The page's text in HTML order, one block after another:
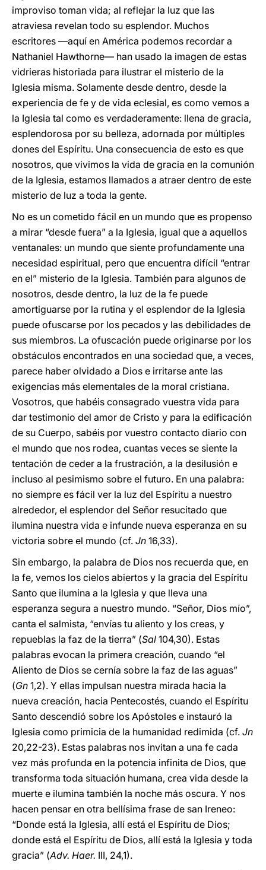
improviso toman vida; al reflejar la luz que las
atraviesa revelan todo su esplendor. Muchos
escritores —aquí en América podemos recordar a
Nathaniel Hawthorne— han usado la imagen de estas
vidrieras historiada para ilustrar el misterio de la
Iglesia misma. Solamente desde dentro, desde la
experiencia de fe y de vida eclesial, es como vemos a
la Iglesia tal como es verdaderamente: llena de gracia,
esplendorosa por su belleza, adornada por múltiples
dones del Espíritu. Una consecuencia de esto es que
nosotros, que vivimos la vida de gracia en la comunión
de la Iglesia, estamos llamados a atraer dentro de este
misterio de luz a toda la gente.
No es un cometido fácil en un mundo que es propenso
a mirar “desde fuera” a la Iglesia, igual que a aquellos
ventanales: un mundo que siente profundamente una
necesidad espiritual, pero que encuentra difícil “entrar
en el” misterio de la Iglesia. También para algunos de
nosotros, desde dentro, la luz de la fe puede
amortiguarse por la rutina y el esplendor de la Iglesia
puede ofuscarse por los pecados y las debilidades de
sus miembros. La ofuscación puede originarse por los
obstáculos encontrados en una sociedad que, a veces,
parece haber olvidado a Dios e irritarse ante las
exigencias más elementales de la moral cristiana.
Vosotros, que habéis consagrado vuestra vida para
dar testimonio del amor de Cristo y para la edificación
de su Cuerpo, sabéis por vuestro contacto diario con
el mundo que nos rodea, cuantas veces se siente la
tentación de ceder a la frustración, a la desilusión e
incluso al pesimismo sobre el futuro. En una palabra:
no siempre es fácil ver la luz del Espíritu a nuestro
alrededor, el esplendor del Señor resucitado que
ilumina nuestra vida e infunde nueva esperanza en su
victoria sobre el mundo (cf. Jn 16,33).
Sin embargo, la palabra de Dios nos recuerda que, en
la fe, vemos los cielos abiertos y la gracia del Espíritu
Santo que ilumina a la Iglesia y que lleva una
esperanza segura a nuestro mundo. “Señor, Dios mío”,
canta el salmista, “envías tu aliento y los creas, y
repueblas la faz de la tierra” (Sal 104,30). Estas
palabras evocan la primera creación, cuando “el
Aliento de Dios se cernía sobre la faz de las aguas”
(Gn 1,2). Y ellas impulsan nuestra mirada hacia la
nueva creación, hacia Pentecostés, cuando el Espíritu
Santo descendió sobre los Apóstoles e instauró la
Iglesia como primicia de la humanidad redimida (cf. Jn
20,22-23). Estas palabras nos invitan a una fe cada
vez más profunda en la potencia infinita de Dios, que
transforma toda situación humana, crea vida desde la
muerte e ilumina también la noche más oscura. Y nos
hacen pensar en otra bellísima frase de san Ireneo:
“Donde está la Iglesia, allí está el Espíritu de Dios;
donde está el Espíritu de Dios, allí está la Iglesia y toda
gracia” (Adv. Haer. III, 24,1).